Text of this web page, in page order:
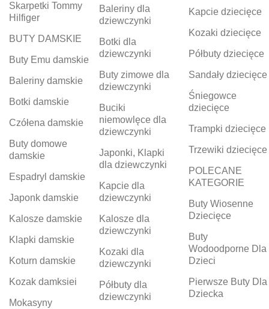
Skarpetki Tommy
Hilfiger
BUTY DAMSKIE
Buty Emu damskie
Baleriny damskie
Botki damskie
Czółena damskie
Buty domowe
damskie
Espadryl damskie
Japonk damskie
Kalosze damskie
Klapki damskie
Koturn damskie
Kozak damksiei
Mokasyny
Baleriny dla
dziewczynki
Botki dla
dziewczynki
Buty zimowe dla
dziewczynki
Buciki
niemowlęce dla
dziewczynki
Japonki, Klapki
dla dziewczynki
Kapcie dla
dziewczynki
Kalosze dla
dziewczynki
Kozaki dla
dziewczynki
Półbuty dla
dziewczynki
Kapcie dziecięce
Kozaki dziecięce
Półbuty dziecięce
Sandały dziecięce
Śniegowce
dziecięce
Trampki dziecięce
Trzewiki dziecięce
POLECANE
KATEGORIE
Buty Wiosenne
Dziecięce
Buty
Wodoodporne Dla
Dzieci
Pierwsze Buty Dla
Dziecka